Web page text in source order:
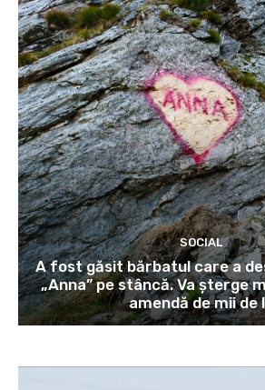
SOCIAL
A fost găsit bărbatul care a
„Anna” pe stâncă. Va șterge
amendă de mii de